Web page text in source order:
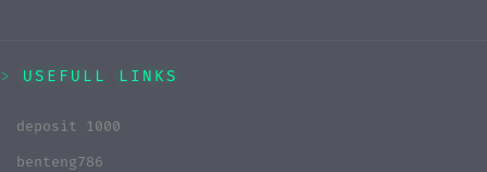
USEFULL LINKS
deposit 1000
benteng786